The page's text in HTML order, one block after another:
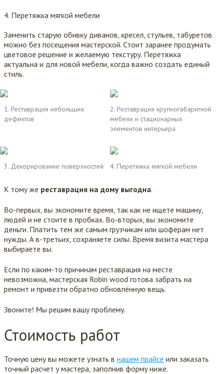
Перетяжка мягкой мебели
Заменить старую обивку диванов, кресел, стульев, табуретов
можно без посещения мастерской. Стоит заранее продумать
цветовое решение и желаемую текстуру. Перетяжка
актуальна и для новой мебели, когда важно создать единый
стиль.
1. Реставрация небольших
дефектов
2. Реставрация крупногабаритной
мебели и стационарных
элементов интерьера
3. Декорирование поверхностей 4. Перетяжка мягкой мебели
К тому же реставрация на дому выгодна.
Во-первых, вы экономите время, так как не ищете машину,
людей и не стоите в пробках. Во-вторых, вы экономите
деньги. Платить тем же самым грузчикам или шофёрам нет
нужды. А в-третьих, сохраняете силы. Время визита мастера
выбираете вы.
Если по каким-то причинам реставрация на месте
невозможна, мастерская Robin wood готова забрать на
ремонт и привезти обратно обновлённую вещь.
Звоните! Мы решим вашу проблему.
Стоимость работ
Точную цену вы можете узнать в нашем прайсе или заказать
точный расчет у мастера, заполнив форму ниже.